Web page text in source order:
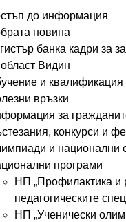
до информация
новина
банка кадри за
Видин
и квалификация
връзки
за
конкурси и
и национални
програми
НП „Профилактика и
педагогическите
НП „Ученически